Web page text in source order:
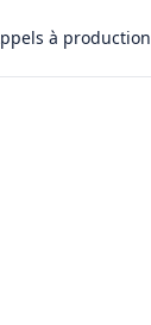
à production